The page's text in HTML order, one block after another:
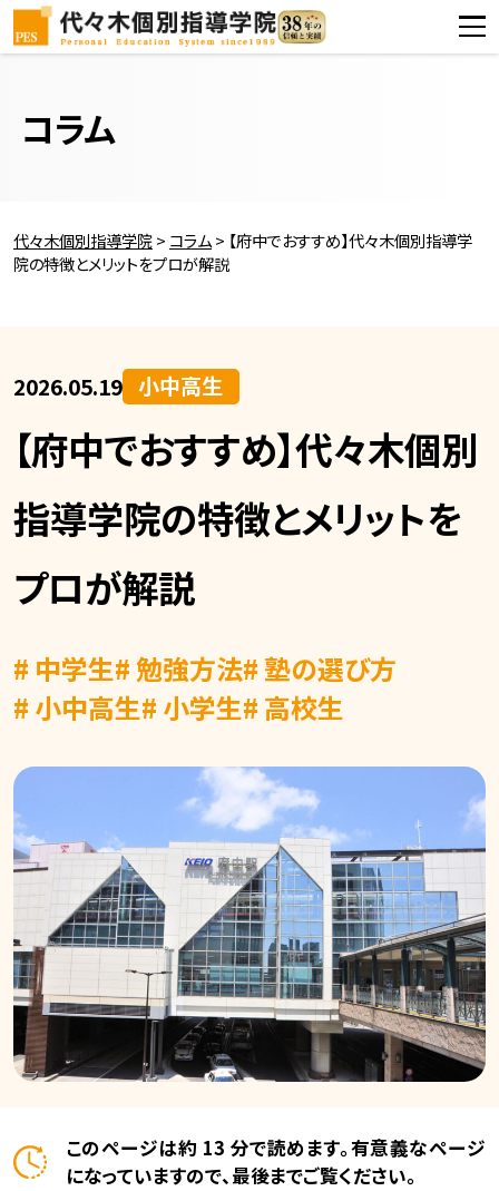
コラム
代々木個別指導学院> コラム> 【府中でおすすめ】代々木個別指導学
院の特徴とメリットをプロが解説
2026.05.19 小中高生
【府中でおすすめ】代々木個別
指導学院の特徴とメリットを
プロが解説
# 中学生# 勉強方法# 塾の選び方
# 小中高生# 小学生# 高校生
このページは約 13 分で読めます。有意義なページ
になっていますので、最後までご覧ください。